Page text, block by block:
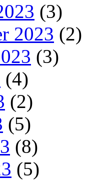
(3)
2023 (2)
(3)
(4)
(2)
(5)
(8)
(5)